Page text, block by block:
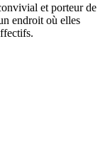
et porteur de
endroit où elles